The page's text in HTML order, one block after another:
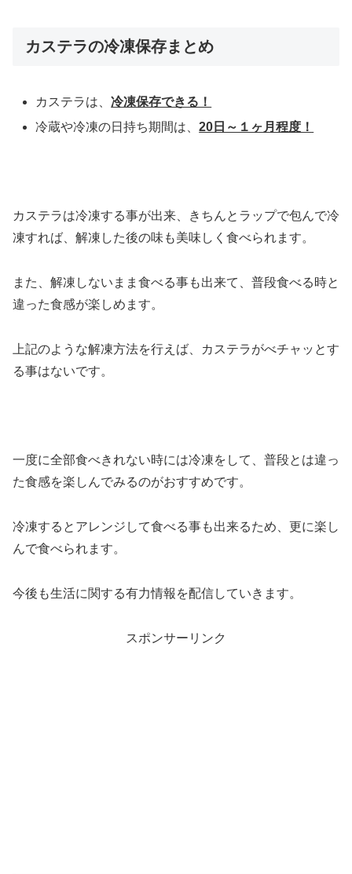
カステラの冷凍保存まとめ
カステラは、 冷凍保存できる！
冷蔵や冷凍の日持ち期間は、20日～１ヶ月程度！
カステラは冷凍する事が出来、きちんとラップで包んで冷
凍すれば、解凍した後の味も美味しく食べられます。
また、解凍しないまま食べる事も出来て、普段食べる時と
違った食感が楽しめます。
上記のような解凍方法を行えば、カステラがべチャッとす
る事はないです。
一度に全部食べきれない時には冷凍をして、普段とは違っ
た食感を楽しんでみるのがおすすめです。
冷凍するとアレンジして食べる事も出来るため、更に楽し
んで食べられます。
今後も生活に関する有力情報を配信していきます。
スポンサーリンク